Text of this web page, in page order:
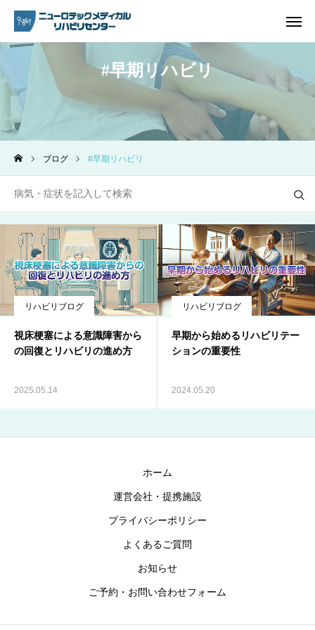
早期リハビリ
ブログ 早期リハビリ
リハビリブログ
視床梗塞による意識障害から
の回復とリハビリの進め方
2025.05.14
リハビリブログ
早期から始めるリハビリテー
ションの重要性
2024.05.20
ホーム
運営会社・提携施設
プライバシーポリシー
よくあるご質問
お知らせ
ご予約・お問い合わせフォーム
電話問い合わせ
ホーム
リハビリ内容
プラン・料金一覧
よくあるご質問
ご予約
ブログ